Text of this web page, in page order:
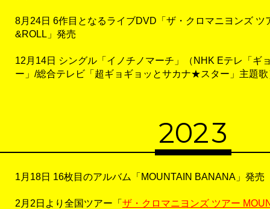
8月24日 6作目となるライブDVD「ザ・クロマニヨンズ ツ
&ROLL」発売
12月14日 シングル「イノチノマーチ」（NHK Eテレ「ギ
ー」/総合テレビ「超ギョギョッとサカナ★スター」主題
2023
1月18日 16枚目のアルバム「MOUNTAIN BANANA」発売
2月2日より全国ツアー「 ザ・クロマニヨンズ ツアー